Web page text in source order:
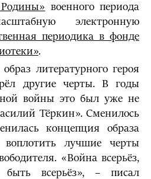
военного периода
электронную
периодика в фонде
.
литературного героя
другие черты. В годы
войны это был уже не
Тёркин». Сменилось
концепция образа
воплотить лучшие черты
«Война всерьёз,
всерьёз», – писал